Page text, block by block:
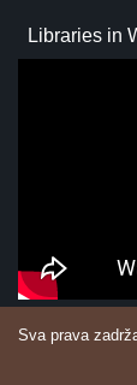
Libraries in
Sva prava